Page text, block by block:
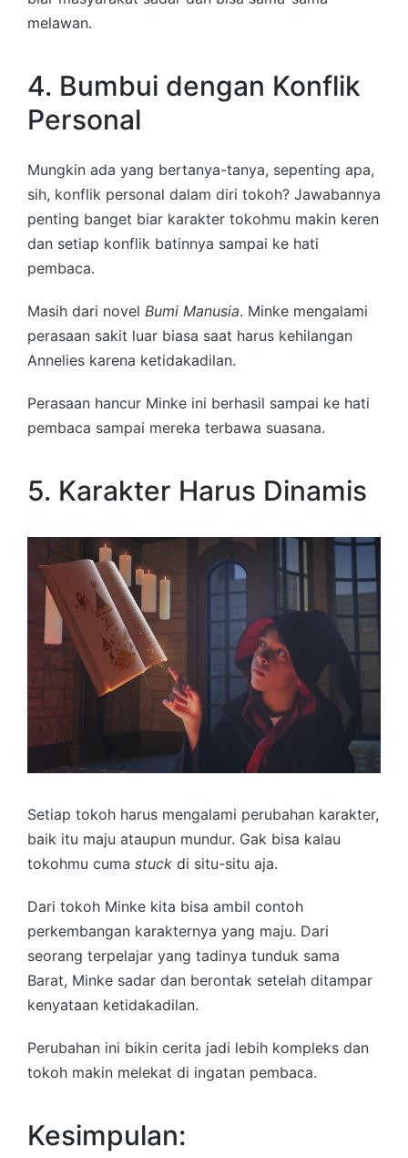
melawan.
4. Bumbui dengan Konflik
Personal
Mungkin ada yang bertanya-tanya, sepenting apa,
sih, konflik personal dalam diri tokoh? Jawabannya
penting banget biar karakter tokohmu makin keren
dan setiap konflik batinnya sampai ke hati
pembaca.
Masih dari novel Bumi Manusia. Minke mengalami
perasaan sakit luar biasa saat harus kehilangan
Annelies karena ketidakadilan.
Perasaan hancur Minke ini berhasil sampai ke hati
pembaca sampai mereka terbawa suasana.
5. Karakter Harus Dinamis
Setiap tokoh harus mengalami perubahan karakter,
baik itu maju ataupun mundur. Gak bisa kalau
tokohmu cuma stuck di situ-situ aja.
Dari tokoh Minke kita bisa ambil contoh
perkembangan karakternya yang maju. Dari
seorang terpelajar yang tadinya tunduk sama
Barat, Minke sadar dan berontak setelah ditampar
kenyataan ketidakadilan.
Perubahan ini bikin cerita jadi lebih kompleks dan
tokoh makin melekat di ingatan pembaca.
Kesimpulan: